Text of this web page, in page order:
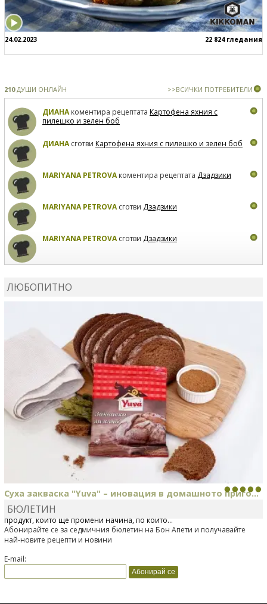
24.02.2023 22 824 гледания
210ДУШИ ОНЛАЙН >>ВСИЧКИ ПОТРЕБИТЕЛИ
ДИАНАкоментира рецептата Картофена яхния с
пилешко и зелен боб
ДИАНАсготви Картофена яхния с пилешко и зелен боб
MARIYANA PETROVAкоментира рецептата Дзадзики
MARIYANA PETROVAсготви Дзадзики
MARIYANA PETROVAсготви Дзадзики
ЛЮБОПИТНО
Суха закваска "Yuva" – иновация в домашното приго...
Отскоро Лесафр България стартира предлагането на изцяло нов
продукт, който ще промени начина, по който...
БЮЛЕТИН
Абонирайте се за седмичния бюлетин на Бон Апети и получавайте
най-новите рецепти и новини
E-mail: